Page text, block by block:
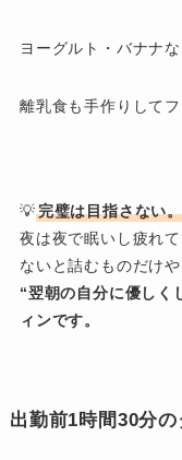
ヨーグルト・バナナ
離乳食も手作りして
💡完璧は目指さない
夜は夜で眠いし疲れ
ないと詰むものだけ
“翌朝の自分に優しく
ィンです。
出勤前1時間30分